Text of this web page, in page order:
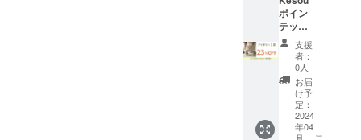
交換は
原則サ
イズ交
換のみ
承りま
す。 ※
返品・
交換は
商品到
着後14
日間以
一般販
売を開
始させ
ていた
だきま
す。 ※
税込、
送料込
の価格
です。
※デザイ
上、ま
た社会
情勢の
影響等
によ
り、お
届け時
期に遅
れが発
生する
可能性
選びい
ただけ
ます。
・リボ
シュー
クリッ
プをご
利用の
場合
は、リ
り
23%OF
F ・お
届け予
定：4月
・オプ
ション
にてサ
イズを
ご選択
ポイン
テッド
トゥパ
ンプス
アイボ
リー1足
パンプ
ス【販
売予定
価格
支援
者：
0人
お届
け予
定：
2024
年04
月